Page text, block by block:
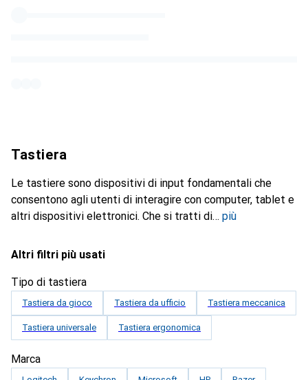
Tastiera
Le tastiere sono dispositivi di input fondamentali che
consentono agli utenti di interagire con computer, tablet e
altri dispositivi elettronici. Che si tratti di
più
Altri filtri più usati
Tipo di tastiera
Tastiera da gioco Tastiera da ufficio Tastiera meccanica
Tastiera universale Tastiera ergonomica
Marca